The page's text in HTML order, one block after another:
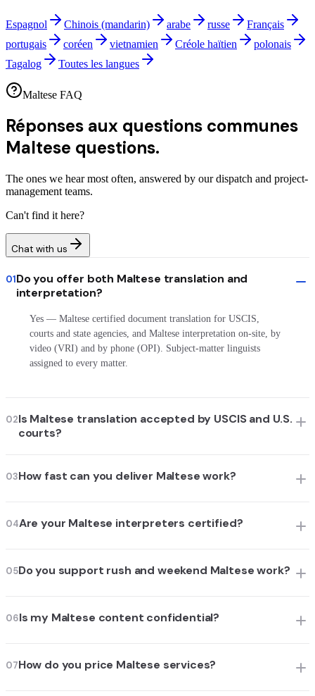
Espagnol Chinois (mandarin) arabe russe
Français
portugais
coréen vietnamien Créole haïtien
polonais
Tagalog
Toutes les langues
Maltese FAQ
Réponses aux questions communes
Maltese questions.
The ones we hear most often, answered by our dispatch and project-
management teams.
Can't find it here?
Chat with us
01Do you offer both Maltese translation and
interpretation?
Yes — Maltese certified document translation for USCIS,
courts and state agencies, and Maltese interpretation on-site, by
video (VRI) and by phone (OPI). Subject-matter linguists
assigned to every matter.
02Is Maltese translation accepted by USCIS and U.S.
courts?
03How fast can you deliver Maltese work?
04Are your Maltese interpreters certified?
05Do you support rush and weekend Maltese work?
06Is my Maltese content confidential?
07How do you price Maltese services?